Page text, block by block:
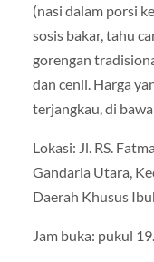
(nasi dalam porsi
sosis bakar, tahu
gorengan
dan cenil. Harga
terjangkau, di
Lokasi: Jl. RS.
Gandaria Utara,
Daerah Khusus
Jam buka: pukul